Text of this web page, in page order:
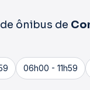
ônibus de
06h00 - 11h59